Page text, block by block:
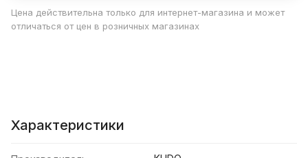
Цена действительна только для интернет-магазина и может
отличаться от цен в розничных магазинах
Характеристики